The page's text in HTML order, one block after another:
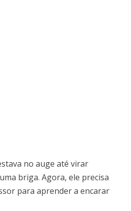
no auge até virar
briga. Agora, ele precisa
para aprender a encarar